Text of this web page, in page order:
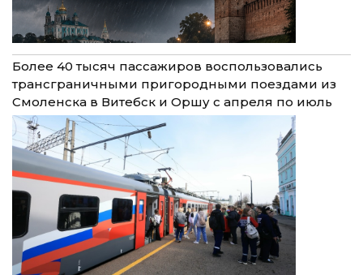
Более 40 тысяч пассажиров воспользовались
трансграничными пригородными поездами из
Смоленска в Витебск и Оршу с апреля по июль